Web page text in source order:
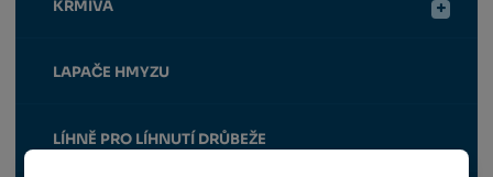
KRMIVA
LAPAČE HMYZU
LÍHNĚ PRO LÍHNUTÍ DRŮBEŽE